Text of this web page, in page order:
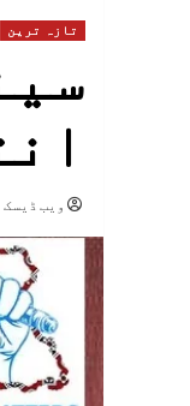
تازہ ترین
ویب ڈیسک